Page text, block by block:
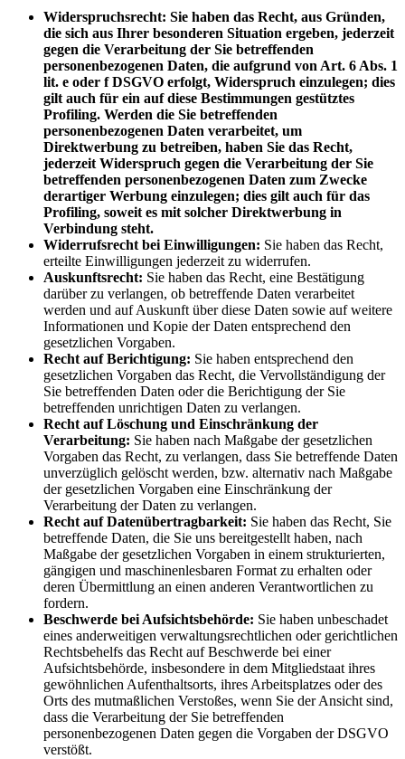
Widerspruchsrecht: Sie haben das Recht, aus Gründen,
die sich aus Ihrer besonderen Situation ergeben, jederzeit
gegen die Verarbeitung der Sie betreffenden
personenbezogenen Daten, die aufgrund von Art. 6 Abs. 1
lit. e oder f DSGVO erfolgt, Widerspruch einzulegen; dies
gilt auch für ein auf diese Bestimmungen gestütztes
Profiling. Werden die Sie betreffenden
personenbezogenen Daten verarbeitet, um
Direktwerbung zu betreiben, haben Sie das Recht,
jederzeit Widerspruch gegen die Verarbeitung der Sie
betreffenden personenbezogenen Daten zum Zwecke
derartiger Werbung einzulegen; dies gilt auch für das
Profiling, soweit es mit solcher Direktwerbung in
Verbindung steht.
Widerrufsrecht bei Einwilligungen: Sie haben das Recht,
erteilte Einwilligungen jederzeit zu widerrufen.
Auskunftsrecht: Sie haben das Recht, eine Bestätigung
darüber zu verlangen, ob betreffende Daten verarbeitet
werden und auf Auskunft über diese Daten sowie auf weitere
Informationen und Kopie der Daten entsprechend den
gesetzlichen Vorgaben.
Recht auf Berichtigung: Sie haben entsprechend den
gesetzlichen Vorgaben das Recht, die Vervollständigung der
Sie betreffenden Daten oder die Berichtigung der Sie
betreffenden unrichtigen Daten zu verlangen.
Recht auf Löschung und Einschränkung der
Verarbeitung: Sie haben nach Maßgabe der gesetzlichen
Vorgaben das Recht, zu verlangen, dass Sie betreffende Daten
unverzüglich gelöscht werden, bzw. alternativ nach Maßgabe
der gesetzlichen Vorgaben eine Einschränkung der
Verarbeitung der Daten zu verlangen.
Recht auf Datenübertragbarkeit: Sie haben das Recht, Sie
betreffende Daten, die Sie uns bereitgestellt haben, nach
Maßgabe der gesetzlichen Vorgaben in einem strukturierten,
gängigen und maschinenlesbaren Format zu erhalten oder
deren Übermittlung an einen anderen Verantwortlichen zu
fordern.
Beschwerde bei Aufsichtsbehörde: Sie haben unbeschadet
eines anderweitigen verwaltungsrechtlichen oder gerichtlichen
Rechtsbehelfs das Recht auf Beschwerde bei einer
Aufsichtsbehörde, insbesondere in dem Mitgliedstaat ihres
gewöhnlichen Aufenthaltsorts, ihres Arbeitsplatzes oder des
Orts des mutmaßlichen Verstoßes, wenn Sie der Ansicht sind,
dass die Verarbeitung der Sie betreffenden
personenbezogenen Daten gegen die Vorgaben der DSGVO
verstößt.